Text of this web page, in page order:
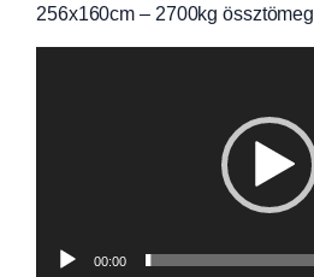
256x160cm – 2700kg össztömeg
00:00